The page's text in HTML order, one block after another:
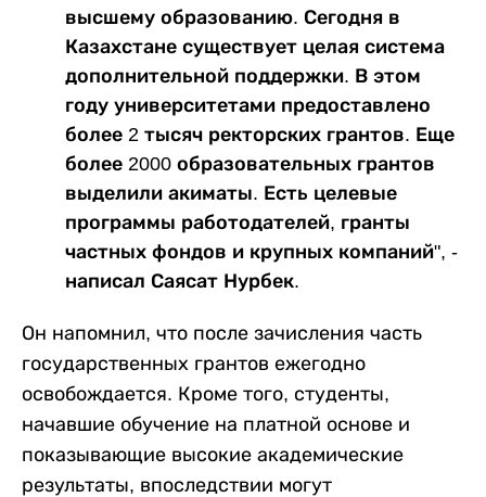
высшему образованию. Сегодня в
Казахстане существует целая система
дополнительной поддержки. В этом
году университетами предоставлено
более 2 тысяч ректорских грантов. Еще
более 2000 образовательных грантов
выделили акиматы. Есть целевые
программы работодателей, гранты
частных фондов и крупных компаний", -
написал Саясат Нурбек.
Он напомнил, что после зачисления часть
государственных грантов ежегодно
освобождается. Кроме того, студенты,
начавшие обучение на платной основе и
показывающие высокие академические
результаты, впоследствии могут